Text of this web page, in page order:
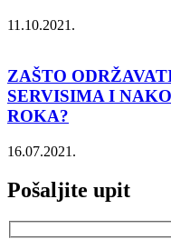
11.10.2021.
ZAŠTO
SERVISIMA I
ROKA?
16.07.2021.
Pošaljite upit